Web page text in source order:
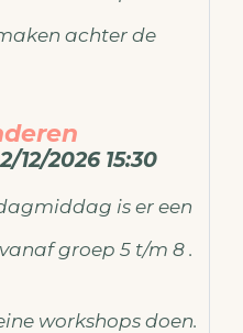
achter de
12/2026 15:30
is er een
groep 5 t/m 8 .
workshops doen.